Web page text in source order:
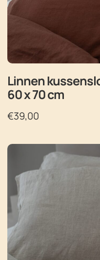
Linnen
60 x 70 cm
€39,00